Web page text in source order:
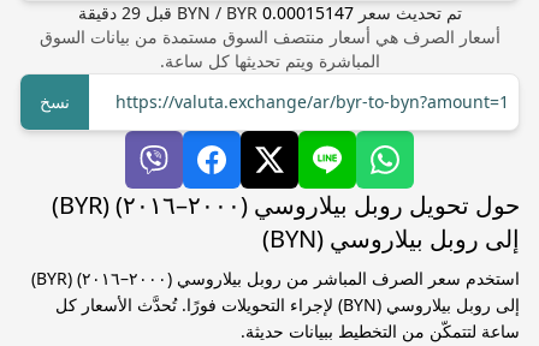
تم تحديث سعر BYN / BYR 0.00015147 قبل29 دقيقة
أسعار الصرف هي أسعار منتصف السوق مستمدة من بيانات السوق
المباشرة ويتم تحديثها كل ساعة.
https://valuta.exchange/ar/byr-to-byn?amount=1
نسخ
حول تحويل روبل بيلاروسي (٢٠٠٠–٢٠١٦) (BYR)
إلى روبل بيلاروسي (BYN)
استخدم سعر الصرف المباشر من روبل بيلاروسي (٢٠٠٠–٢٠١٦) (BYR)
إلى روبل بيلاروسي (BYN) لإجراء التحويلات فورًا. تُحدَّث الأسعار كل
ساعة لتتمكّن من التخطيط ببيانات حديثة.